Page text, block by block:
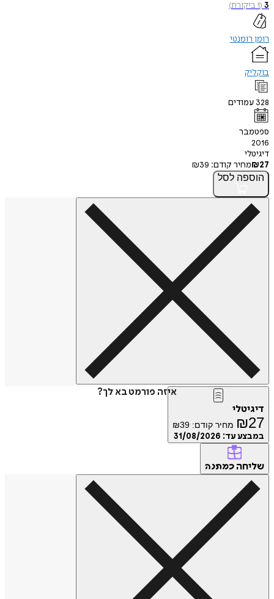
3
(
1ביקורת)
רומן רומנטי
בוקליק
328 עמודים
ספטמבר
2016
דיגיטלי
₪27 מחיר קודם: ₪39
הוספה לסל
איזה פורמט בא לך?
דיגיטלי
₪27 מחיר קודם: ₪39
במבצע עד: 31/08/2026
שליחה כמתנה